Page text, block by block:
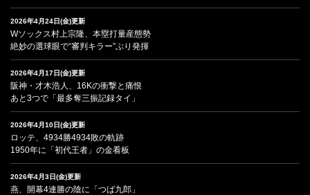
2026年4月24日(金)更新
Wソックス村上宗隆、本塁打量産態勢
絶妙の選球眼で“審判キラー”ぶり発揮
2026年4月17日(金)更新
阪神・才木浩人、16Kの衝撃と痛恨
あと3つで「最多奪三振記録タイ」
2026年4月10日(金)更新
ロッテ、4934勝4934敗の軌跡
1950年に「初代王者」の金看板
2026年4月3日(金)更新
燕、開幕4連勝の陰に「つば九郎」